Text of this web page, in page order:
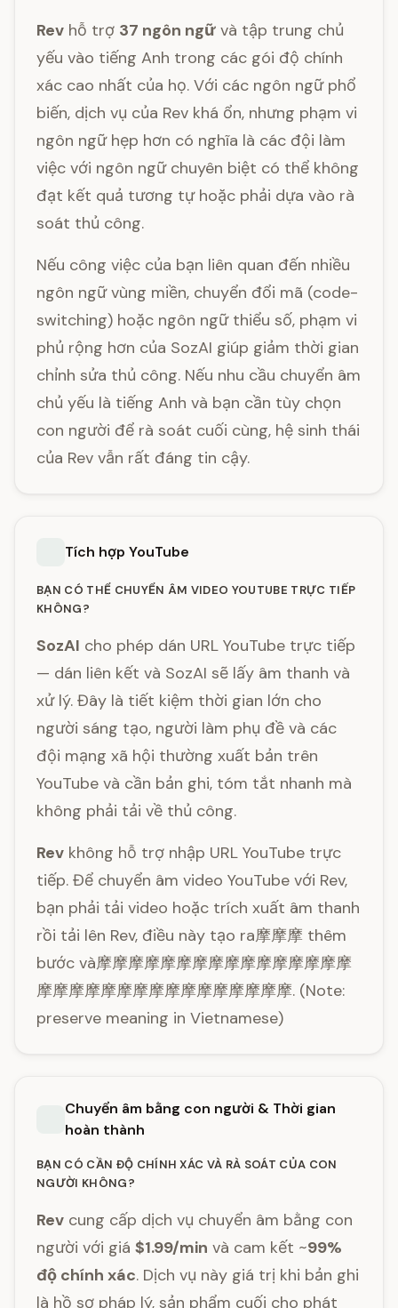
Rev hỗ trợ 37 ngôn ngữ và tập trung chủ
yếu vào tiếng Anh trong các gói độ chính
xác cao nhất của họ. Với các ngôn ngữ phổ
biến, dịch vụ của Rev khá ổn, nhưng phạm vi
ngôn ngữ hẹp hơn có nghĩa là các đội làm
việc với ngôn ngữ chuyên biệt có thể không
đạt kết quả tương tự hoặc phải dựa vào rà
soát thủ công.
Nếu công việc của bạn liên quan đến nhiều
ngôn ngữ vùng miền, chuyển đổi mã (code-
switching) hoặc ngôn ngữ thiểu số, phạm vi
phủ rộng hơn của SozAI giúp giảm thời gian
chỉnh sửa thủ công. Nếu nhu cầu chuyển âm
chủ yếu là tiếng Anh và bạn cần tùy chọn
con người để rà soát cuối cùng, hệ sinh thái
của Rev vẫn rất đáng tin cậy.
Tích hợp YouTube
BẠN CÓ THỂ CHUYỂN ÂM VIDEO YOUTUBE TRỰC TIẾP
KHÔNG?
SozAI cho phép dán URL YouTube trực tiếp
— dán liên kết và SozAI sẽ lấy âm thanh và
xử lý. Đây là tiết kiệm thời gian lớn cho
người sáng tạo, người làm phụ đề và các
đội mạng xã hội thường xuất bản trên
YouTube và cần bản ghi, tóm tắt nhanh mà
không phải tải về thủ công.
Rev không hỗ trợ nhập URL YouTube trực
tiếp. Để chuyển âm video YouTube với Rev,
bạn phải tải video hoặc trích xuất âm thanh
rồi tải lên Rev, điều này tạo ra摩摩摩 thêm
bước và摩摩摩摩摩摩摩摩摩摩摩摩摩摩摩摩
摩摩摩摩摩摩摩摩摩摩摩摩摩摩摩摩. (Note:
preserve meaning in Vietnamese)
Chuyển âm bằng con người & Thời gian
hoàn thành
BẠN CÓ CẦN ĐỘ CHÍNH XÁC VÀ RÀ SOÁT CỦA CON
NGƯỜI KHÔNG?
Rev cung cấp dịch vụ chuyển âm bằng con
người với giá $1.99/min và cam kết ~99%
độ chính xác. Dịch vụ này giá trị khi bản ghi
là hồ sơ pháp lý, sản phẩm cuối cho phát